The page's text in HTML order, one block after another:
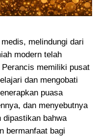
melindungi dari
modern telah
memiliki pusat
dan mengobati
puasa
dan menyebutnya
dipastikan bahwa
bermanfaat bagi